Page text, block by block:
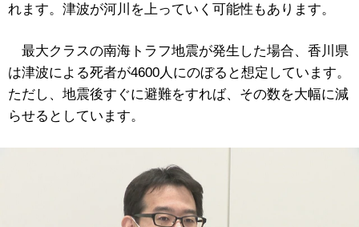
れます。津波が河川を上っていく可能性もあります。
最大クラスの南海トラフ地震が発生した場合、香川県
は津波による死者が4600人にのぼると想定しています。
ただし、地震後すぐに避難をすれば、その数を大幅に減
らせるとしています。